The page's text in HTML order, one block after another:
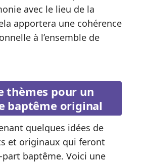
avec le lieu de la
apportera une cohérence
à l’ensemble de
thèmes pour un
baptême original
quelques idées de
et originaux qui feront
baptême. Voici une